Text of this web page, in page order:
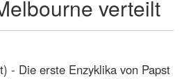
verteilt
- Die erste Enzyklika von Papst